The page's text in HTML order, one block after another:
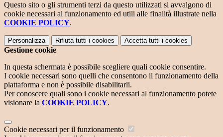
Questo sito o gli strumenti terzi da questo utilizzati si avvalgono di
cookie necessari al funzionamento ed utili alle finalità illustrate nella
COOKIE POLICY.
Personalizza Rifiuta tutti i cookies Accetta tutti i cookies
Gestione cookie
In questa schermata è possibile scegliere quali cookie consentire.
I cookie necessari sono quelli che consentono il funzionamento della
piattaforma e non è possibile disabilitarli.
Per conoscere quali sono i cookie necessari al funzionamento potete
visionare la COOKIE POLICY.
Cookie necessari per il funzionamento